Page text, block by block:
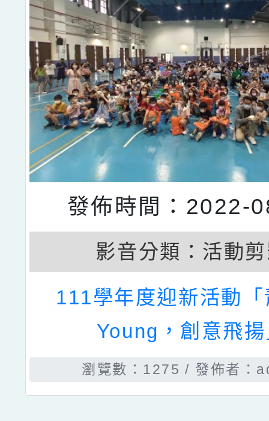
發佈時間：2022-
影音分類： 活動
111學年度迎新活動
Young，創意飛
瀏覽數：1275 發佈者：